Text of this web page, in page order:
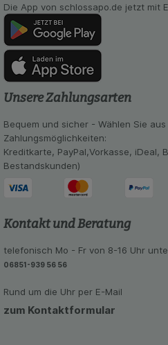
soziale Medien übertragen
Die App von schlossapo.de jetzt mit
Unsere Zahlungsarten
Bequem und sicher - Wählen Sie
Zahlungsmöglichkeiten:
Kreditkarte, PayPal,Vorkasse, iDeal,
Bestandskunden)
Kontakt und Beratung
telefonisch Mo - Fr von 8-16 Uhr
06851-939 56 56
Rund um die Uhr per E-Mail
zum Kontaktformular